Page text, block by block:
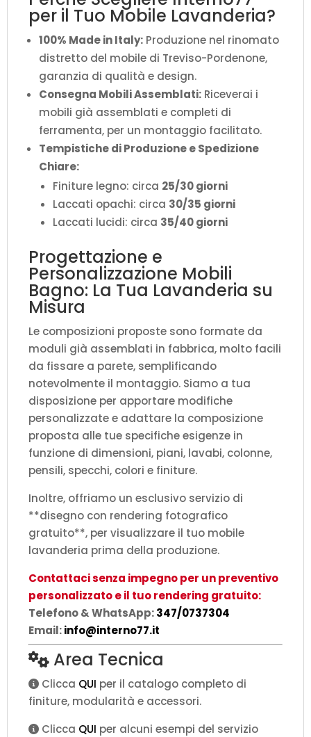
per il Tuo Mobile Lavanderia?
100% Made in Italy: Produzione nel rinomato
distretto del mobile di Treviso-Pordenone,
garanzia di qualità e design.
Consegna Mobili Assemblati: Riceverai i
mobili già assemblati e completi di
ferramenta, per un montaggio facilitato.
Tempistiche di Produzione e Spedizione
Chiare:
Finiture legno: circa 25/30 giorni
Laccati opachi: circa 30/35 giorni
Laccati lucidi: circa 35/40 giorni
Progettazione e
Personalizzazione Mobili
Bagno: La Tua Lavanderia su
Misura
Le composizioni proposte sono formate da
moduli già assemblati in fabbrica, molto facili
da fissare a parete, semplificando
notevolmente il montaggio. Siamo a tua
disposizione per apportare modifiche
personalizzate e adattare la composizione
proposta alle tue specifiche esigenze in
funzione di dimensioni, piani, lavabi, colonne,
pensili, specchi, colori e finiture.
Inoltre, offriamo un esclusivo servizio di
**disegno con rendering fotografico
gratuito**, per visualizzare il tuo mobile
lavanderia prima della produzione.
Contattaci senza impegno per un preventivo
personalizzato e il tuo rendering gratuito:
Telefono & WhatsApp:347/0737304
Email:info@interno77.it
Area Tecnica
Clicca QUI per il catalogo completo di
finiture, modularità e accessori.
Clicca QUI per alcuni esempi del servizio